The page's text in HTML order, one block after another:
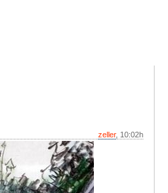
zeller, 10:02h